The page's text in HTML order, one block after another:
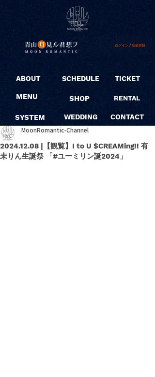
ログイン / 新規登録
ABOUT
MENU
SYSTEM
SCHEDULE
SHOP
WEDDING
TICKET
RENTAL
CONTACT
2024.12.08 |【観覧】I to U $CREAMing!! 有
未りん生誕祭 「#ユーミリン誕2024」
MoonRomantic-Channel